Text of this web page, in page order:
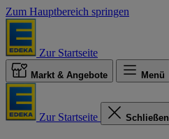
Zum Hauptbereich springen
Zur Startseite
Markt & Angebote Menü
Zur Startseite Schließen